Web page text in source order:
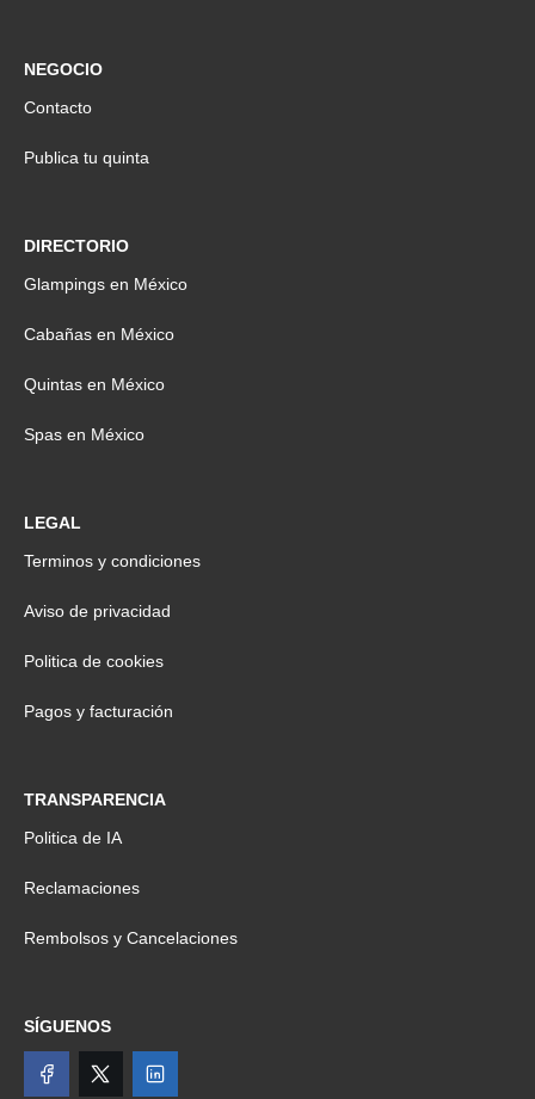
NEGOCIO
Contacto
Publica tu quinta
DIRECTORIO
Glampings en México
Cabañas en México
Quintas en México
Spas en México
LEGAL
Terminos y condiciones
Aviso de privacidad
Politica de cookies
Pagos y facturación
TRANSPARENCIA
Politica de IA
Reclamaciones
Rembolsos y Cancelaciones
SÍGUENOS